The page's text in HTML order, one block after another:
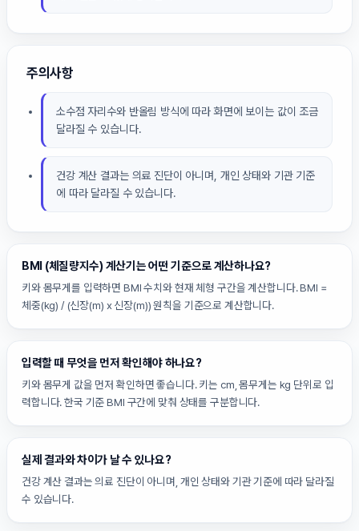
주의사항
소수점 자리수와 반올림 방식에 따라 화면에 보이는 값이 조금
달라질 수 있습니다.
건강 계산 결과는 의료 진단이 아니며, 개인 상태와 기관 기준
에 따라 달라질 수 있습니다.
BMI (체질량지수) 계산기는 어떤 기준으로 계산하나요?
키와 몸무게를 입력하면 BMI 수치와 현재 체형 구간을 계산합니다. BMI =
체중(kg) / (신장(m) x 신장(m)) 원칙을 기준으로 계산합니다.
입력할 때 무엇을 먼저 확인해야 하나요?
키와 몸무게 값을 먼저 확인하면 좋습니다. 키는 cm, 몸무게는 kg 단위로 입
력합니다. 한국 기준 BMI 구간에 맞춰 상태를 구분합니다.
실제 결과와 차이가 날 수 있나요?
건강 계산 결과는 의료 진단이 아니며, 개인 상태와 기관 기준에 따라 달라질
수 있습니다.